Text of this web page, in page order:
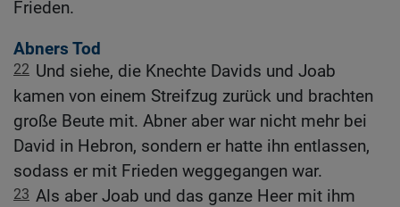
Frieden.
Abners Tod
22 Und siehe, die Knechte Davids und Joab
kamen von einem Streifzug zurück und brachten
große Beute mit. Abner aber war nicht mehr bei
David in Hebron, sondern er hatte ihn entlassen,
sodass er mit Frieden weggegangen war.
23 Als aber Joab und das ganze Heer mit ihm